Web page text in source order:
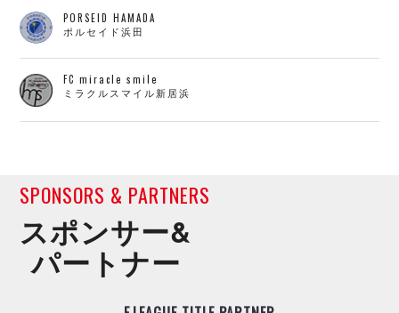
PORSEID HAMADA
ポルセイド浜田
FC miracle smile
ミラクルスマイル新居浜
SPONSORS & PARTNERS
スポンサー&
パートナー